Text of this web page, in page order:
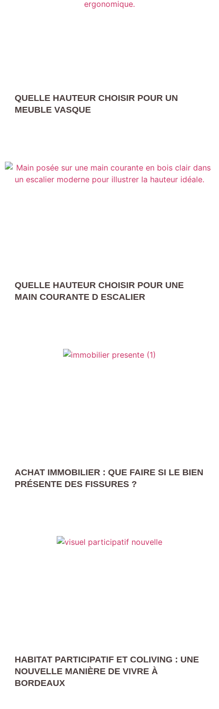
QUELLE HAUTEUR CHOISIR POUR UN
MEUBLE VASQUE
QUELLE HAUTEUR CHOISIR POUR UNE
MAIN COURANTE D ESCALIER
ACHAT IMMOBILIER : QUE FAIRE SI LE BIEN
PRÉSENTE DES FISSURES ?
HABITAT PARTICIPATIF ET COLIVING : UNE
NOUVELLE MANIÈRE DE VIVRE À
BORDEAUX